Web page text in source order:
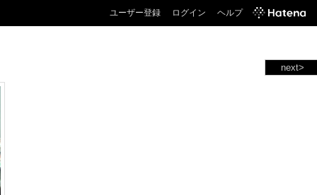
ユーザー登録 ログイン ヘルプ
next>